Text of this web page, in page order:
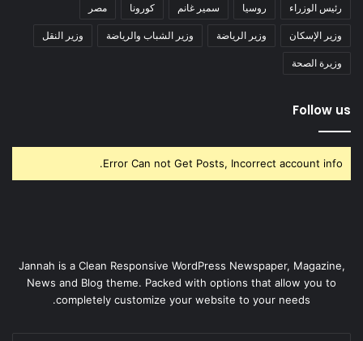
رئيس الوزراء روسيا سمير غانم كورونا مصر
وزير الإسكان وزير الرياضة وزير الشباب والرياضة وزير النقل
وزيرة الصحة
Follow us
Error Can not Get Posts, Incorrect account info.
Jannah is a Clean Responsive WordPress Newspaper, Magazine,
News and Blog theme. Packed with options that allow you to
completely customize your website to your needs.